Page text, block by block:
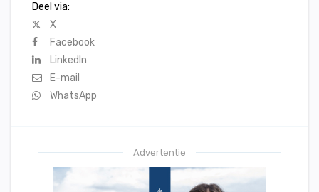
Deel via:
X
Facebook
LinkedIn
E-mail
WhatsApp
Advertentie